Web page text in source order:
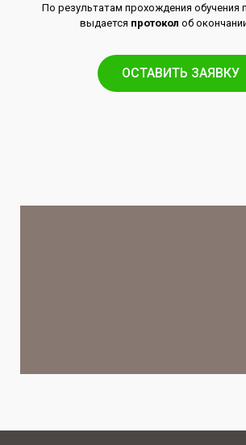
По результатам прохождения обучения
выдается протокол об
ОСТАВИТЬ ЗАЯВКУ​